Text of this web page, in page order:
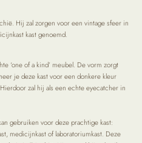
Hij zal zorgen voor een vintage sfeer in
kast genoemd.
‘one of a kind’ meubel. De vorm zorgt
je deze kast voor een donkere kleur
zal hij als een echte eyecatcher in
gebruiken voor deze prachtige kast:
medicijnkast of laboratoriumkast. Deze